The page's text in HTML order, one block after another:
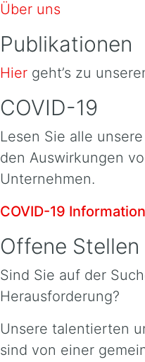
Über uns
Publikationen
Hier geht’s zu
COVID-19
Lesen Sie alle
den Auswirkungen
Unternehmen.
COVID-19 Information
Offene Stellen
Sind Sie auf der
Herausforderung?
Unsere talentierten
sind von einer